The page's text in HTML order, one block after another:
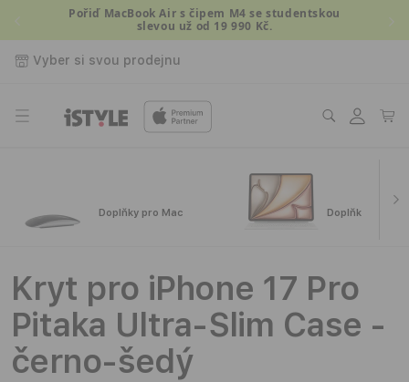
Přejít kPořiď MacBook Air s čipem M4 se studentskou
slevou už od 19 990 Kč.
Vyber si svou prodejnu
Přihlásit
se
Košík
Doplňky pro Mac Doplňky pro
Kryt pro iPhone 17 Pro
Pitaka Ultra-Slim Case -
černo-šedý